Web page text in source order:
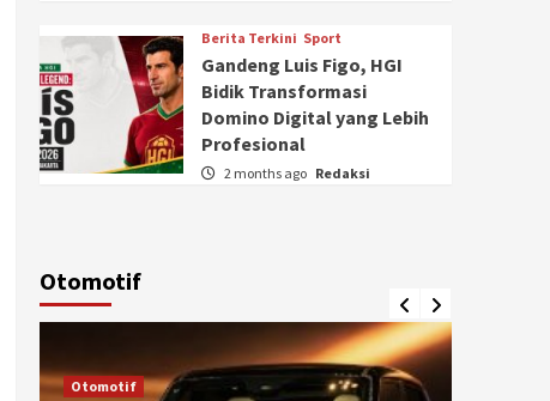
Berita Terkini Sport
Gandeng Luis Figo, HGI
Bidik Transformasi
Domino Digital yang Lebih
Profesional
2 months ago Redaksi
Otomotif
Otomotif